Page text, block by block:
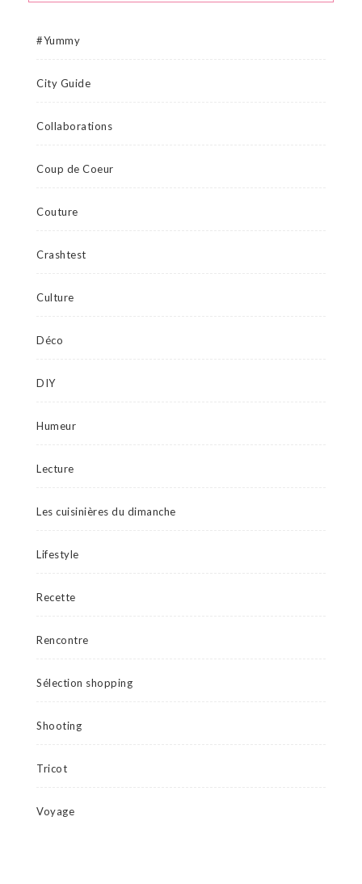
#Yummy
City Guide
Collaborations
Coup de Coeur
Couture
Crashtest
Culture
Déco
DIY
Humeur
Lecture
Les cuisinières du dimanche
Lifestyle
Recette
Rencontre
Sélection shopping
Shooting
Tricot
Voyage